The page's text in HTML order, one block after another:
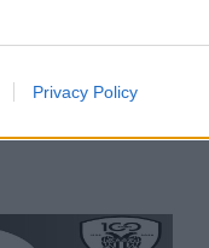
Privacy Policy